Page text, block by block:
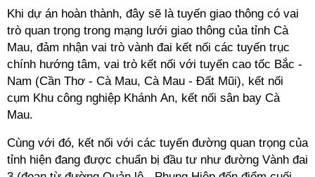
Khi dự án hoàn thành, đây sẽ là tuyến giao thông có vai
trò quan trọng trong mạng lưới giao thông của tỉnh Cà
Mau, đảm nhận vai trò vành đai kết nối các tuyến trục
chính hướng tâm, vai trò kết nối với tuyến cao tốc Bắc -
Nam (Cần Thơ - Cà Mau, Cà Mau - Đất Mũi), kết nối
cụm Khu công nghiệp Khánh An, kết nối sân bay Cà
Mau.
Cùng với đó, kết nối với các tuyến đường quan trọng của
tỉnh hiện đang được chuẩn bị đầu tư như đường Vành đai